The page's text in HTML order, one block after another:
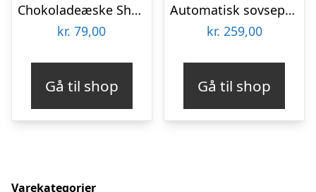
Chokoladeæske Shopping
kr. 79,00
Gå til shop
Automatisk sovsepisker – Stirr
kr. 259,00
Gå til shop
Varekategorier